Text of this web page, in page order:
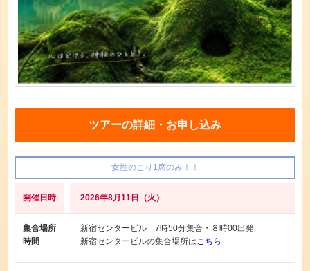
ツアーの詳細・お申し込み
女性のこり1席のみ！！
開催日時 2026年8月11日（火）
集合場所
時間
新宿センタービル 7時50分集合・８時00出発
新宿センタービルの集合場所は こちら